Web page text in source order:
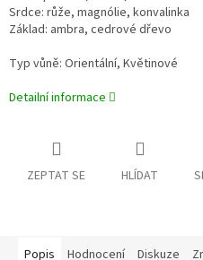
Srdce: růže, magnólie, konvalinka
Základ: ambra, cedrové dřevo
Typ vůně: Orientální, Květinové
Detailní informace
ZEPTAT SE HLÍDAT
Popis Hodnocení Diskuze